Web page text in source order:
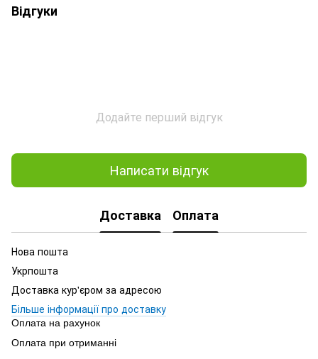
Відгуки
Додайте перший відгук
Написати відгук
Доставка Оплата
Нова пошта
Укрпошта
Доставка кур'єром за адресою
Більше інформації про доставку
Оплата на рахунок
Оплата при отриманні